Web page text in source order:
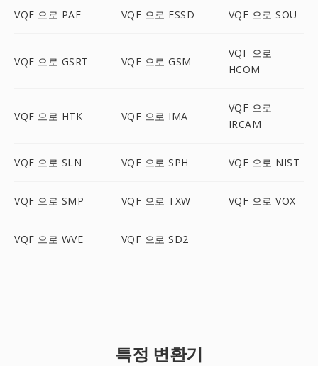
VQF 으로 PAF VQF 으로 FSSD VQF 으로 SOU
VQF 으로 GSRT VQF 으로 GSM
VQF 으로
HCOM
VQF 으로 HTK VQF 으로 IMA
VQF 으로
IRCAM
VQF 으로 SLN VQF 으로 SPH VQF 으로 NIST
VQF 으로 SMP VQF 으로 TXW VQF 으로 VOX
VQF 으로 WVE VQF 으로 SD2
특정 변환기